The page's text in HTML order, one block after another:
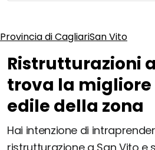
Provincia di CagliariSan Vito
Ristrutturazioni
trova la
edile della zona
Hai intenzione di